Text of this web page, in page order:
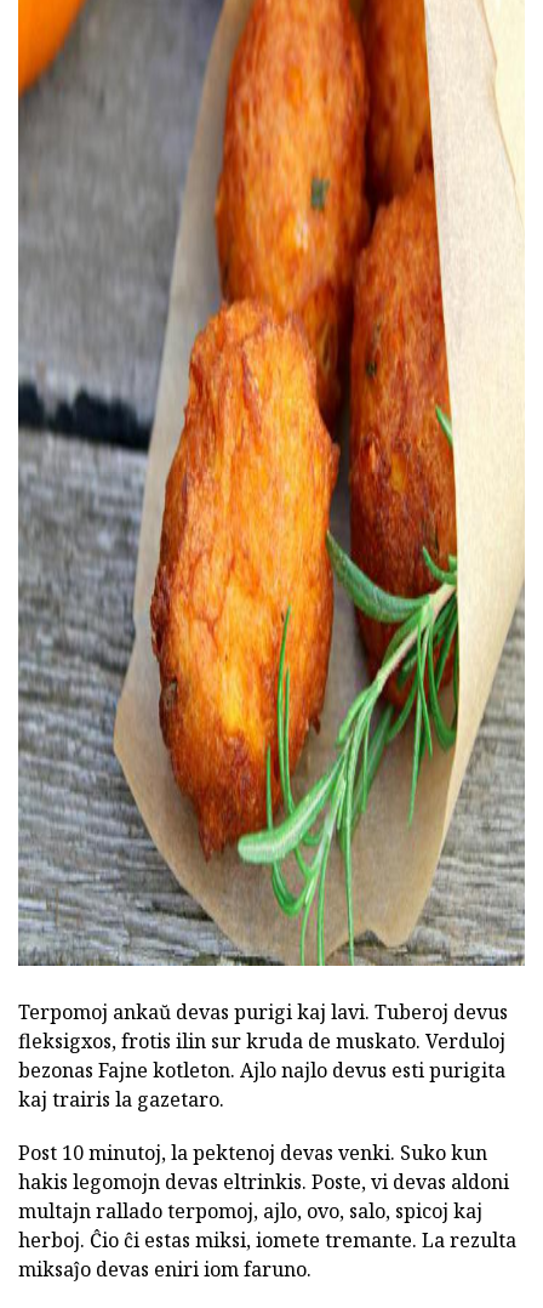
ad
Terpomoj ankaŭ devas purigi kaj lavi. Tuberoj devus
fleksigxos, frotis ilin sur kruda de muskato. Verduloj
bezonas Fajne kotleton. Ajlo najlo devus esti purigita
kaj trairis la gazetaro.
Post 10 minutoj, la pektenoj devas venki. Suko kun
hakis legomojn devas eltrinkis. Poste, vi devas aldoni
multajn rallado terpomoj, ajlo, ovo, salo, spicoj kaj
herboj. Ĉio ĉi estas miksi, iomete tremante. La rezulta
miksaĵo devas eniri iom faruno.